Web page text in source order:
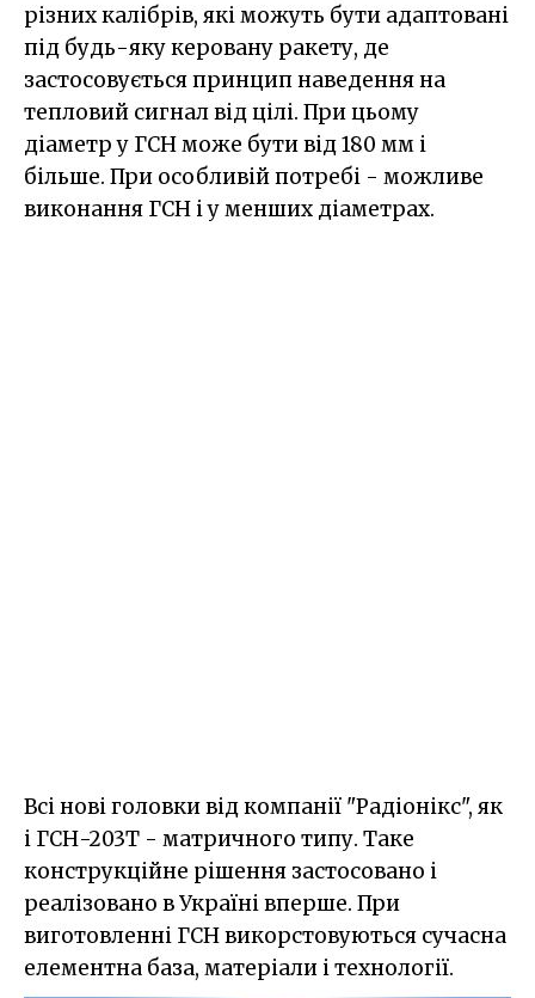
різних калібрів, які можуть бути адаптовані
під будь-яку керовану ракету, де
застосовується принцип наведення на
тепловий сигнал від цілі. При цьому
діаметр у ГСН може бути від 180 мм і
більше. При особливій потребі - можливе
виконання ГСН і у менших діаметрах.
Всі нові головки від компанії "Радіонікс", як
і ГСН-203Т - матричного типу. Таке
конструкційне рішення застосовано і
реалізовано в Україні вперше. При
виготовленні ГСН викорстовуються сучасна
елементна база, матеріали і технології.